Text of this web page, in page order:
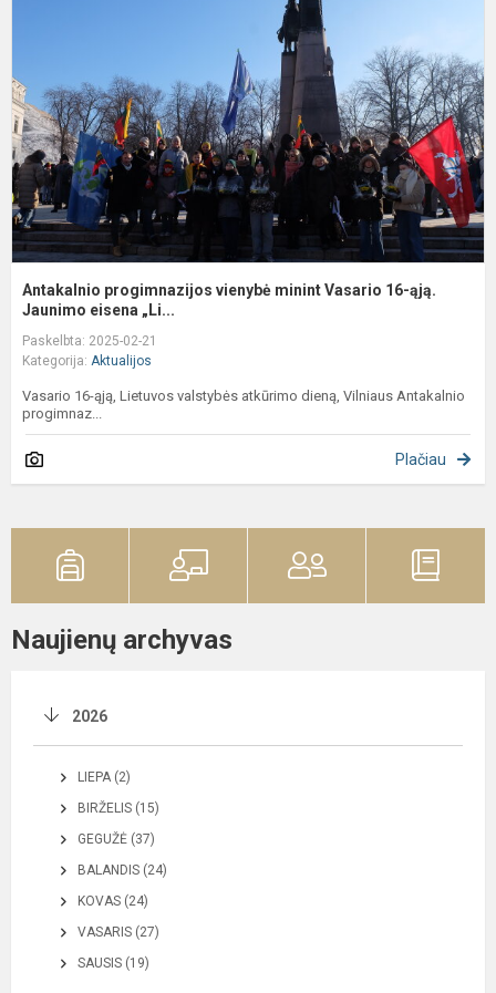
Antakalnio progimnazijos vienybė minint Vasario 16-ąją.
Jaunimo eisena „Li...
Paskelbta: 2025-02-21
Kategorija: Aktualijos
Vasario 16-ąją, Lietuvos valstybės atkūrimo dieną, Vilniaus Antakalnio
progimnaz...
Plačiau
Naujienų archyvas
2026
LIEPA (2)
BIRŽELIS (15)
GEGUŽĖ (37)
BALANDIS (24)
KOVAS (24)
VASARIS (27)
SAUSIS (19)